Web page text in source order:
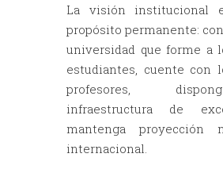
La visión institucional
propósito permanente:
universidad que forme a
estudiantes, cuente con
profesores,
infraestructura de
mantenga proyección
internacional.